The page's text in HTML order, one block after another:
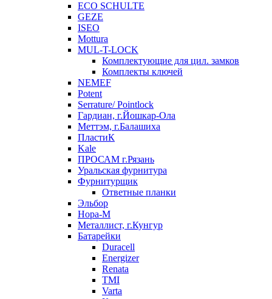
ECO SCHULTE
GEZE
ISEO
Mottura
MUL-T-LOCK
Комплектующие для цил. замков
Комплекты ключей
NEMEF
Potent
Serrature/ Pointlock
Гардиан, г.Йошкар-Ола
Меттэм, г.Балашиха
ПластиК
Kale
ПРОСАМ г.Рязань
Уральская фурнитура
Фурнитурщик
Ответные планки
Эльбор
Нора-М
Металлист, г.Кунгур
Батарейки
Duracell
Energizer
Renata
TMI
Varta